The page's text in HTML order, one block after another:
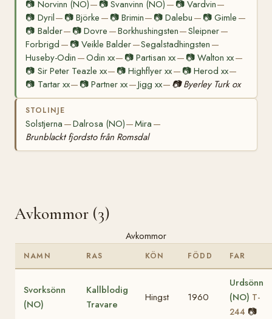
📷 Norvinn (NO)— 📷Svanvinn (NO) — 📷 Vardvin—
📷 Dyril— 📷Björke — 📷 Brimin— 📷 Dalebu — 📷Gimle —
📷 Balder— 📷Dovre —Borkhushingsten—Sleipner—
Forbrigd — 📷Veikle Balder—Segalstadhingsten —
Huseby-Odin —Odin xx— 📷Partisan xx— 📷Walton xx—
📷 Sir Peter Teazle xx— 📷Highflyer xx— 📷 Herod xx—
📷 Tartar xx— 📷Partner xx—Jigg xx— 📷 Byerley Turk ox
STOLINJE
Solstjerna —Dalrosa (NO)—Mira —
Brunblackt fjordsto från Romsdal
Avkommor (3)
Avkommor
NAMN RAS KÖN FÖDD FAR
Svorksönn
(NO)
Kallblodig
Travare
Hingst 1960
Urdsönn
(NO) T-
244 📷